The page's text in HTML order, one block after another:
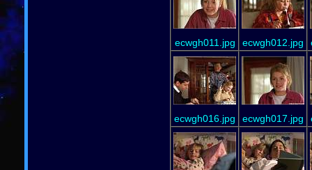
ecwgh011.jpg ecwgh012.jpg
ecwgh016.jpg ecwgh017.jpg